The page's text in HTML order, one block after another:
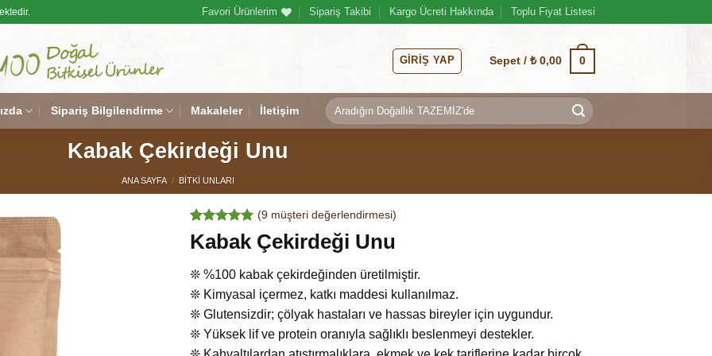
Favori Ürünlerim Sipariş Takibi Kargo Ücreti Hakkında Toplu Fiyat Listesi
GIRIŞ YAP Sepet /₺0,00 0
Sipariş Bilgilendirme Makaleler İletişim
Ara:
Kabak Çekirdeği Unu
ANA SAYFA / BITKI UNLARI
9
müşteri
puanına
5 üzerinden
5.00
aldı
(9müşteri değerlendirmesi)
Kabak Çekirdeği Unu
❊ %100 kabak çekirdeğinden üretilmiştir.
❊ Kimyasal içermez, katkı maddesi kullanılmaz.
❊ Glutensizdir; çölyak hastaları ve hassas bireyler için uygundur.
❊ Yüksek lif ve protein oranıyla sağlıklı beslenmeyi destekler.